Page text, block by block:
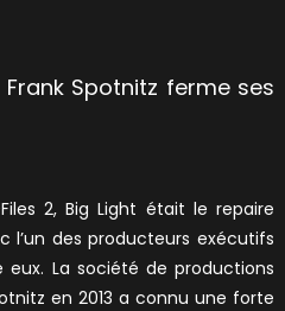
Spotnitz ferme ses
2, Big Light était le repaire
l’un des producteurs exécutifs
La société de productions
en 2013 a connu une forte